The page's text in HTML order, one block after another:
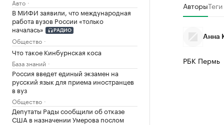
Авто
В МИФИ заявили, что международная
работа вузов России «только
началась»
РАДИО
Общество
Что такое Кинбурнская коса
База знаний
Россия введет единый экзамен на
русский язык для приема иностранцев
в вуз
Общество
Депутаты Рады сообщили об отказе
США в назначении Умерова послом
АвторыТеги
Анна
РБК Пермь